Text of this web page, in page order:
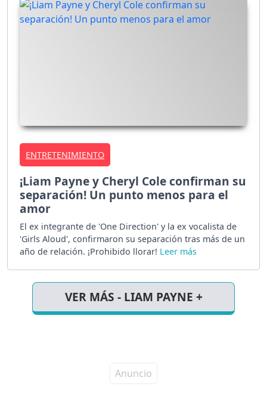
ENTRETENIMIENTO
¡Liam Payne y Cheryl Cole confirman su
separación! Un punto menos para el
amor
El ex integrante de 'One Direction' y la ex vocalista de
'Girls Aloud', confirmaron su separación tras más de un
año de relación. ¡Prohibido llorar!
VER MÁS - LIAM PAYNE +